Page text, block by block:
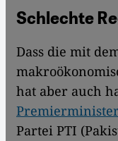
Schlechte
Dass die mit
hat aber auch
Partei PTI